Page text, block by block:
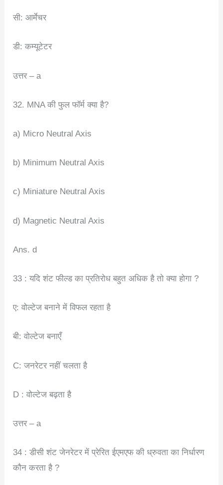
सी: आर्मेचर
डी: कम्यूटेटर
उत्तर – a
32. MNA की फुल फॉर्म क्या है?
a) Micro Neutral Axis
b) Minimum Neutral Axis
c) Miniature Neutral Axis
d) Magnetic Neutral Axis
Ans. d
33 : यदि शंट फील्ड का प्रतिरोध बहुत अधिक है तो क्या होगा ?
ए: वोल्टेज बनाने में विफल रहता है
बी: वोल्टेज बनाएँ
C: जनरेटर नहीं चलता है
D : वोल्टेज बढ़ता है
उत्तर – a
34 : डीसी शंट जेनरेटर में प्रेरित ईएमएफ की ध्रुवता का निर्धारण
कौन करता है ?